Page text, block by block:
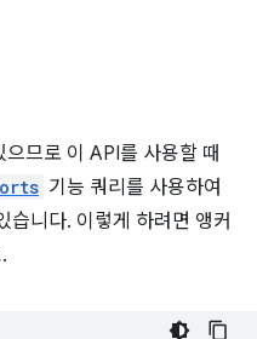
므로 이 API를 사용할 때
기능 쿼리를 사용하여
습니다. 이렇게 하려면 앵커